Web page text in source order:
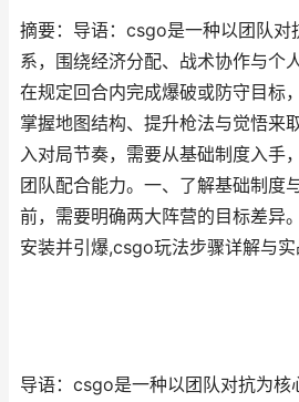
摘要：导语：csgo是一种以团队对
系，围绕经济分配、战术协作与个
在规定回合内完成爆破或防守目标
掌握地图结构、提升枪法与觉悟来
入对局节奏，需要从基础制度入手
团队配合能力。一、了解基础制度
前，需要明确两大阵营的目标差异
安装并引爆,csgo玩法步骤详解与
导语：csgo是一种以团队对抗为核